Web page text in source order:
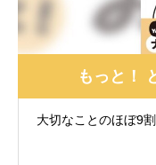
もっと！
大切なことのほぼ9